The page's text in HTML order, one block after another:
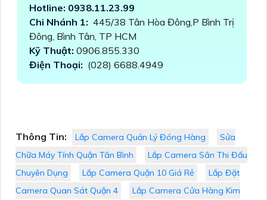
Hotline: 0938.11.23.99
Chi Nhánh 1: 445/38 Tân Hòa Đông,P Bình Trị
Đông, Bình Tân, TP HCM
Kỹ Thuật: 0906.855.330
Điện Thoại: (028) 6688.4949
Thông Tin: Lắp Camera Quản Lý Đóng Hàng
Sửa
Chữa Máy Tính Quận Tân Bình
Lắp Camera Sân Thi Đấu
Chuyên Dụng
Lắp Camera Quận 10 Giá Rẻ
Lắp Đặt
Camera Quan Sát Quận 4
Lắp Camera Cửa Hàng Kim